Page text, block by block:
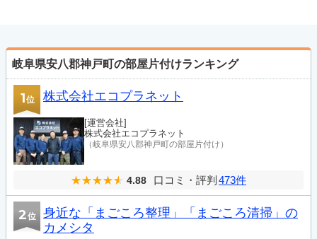
岐阜県安八郡神戸町の部屋片付けランキング
1位 株式会社エコプラネット
[運営会社]
株式会社エコプラネット
（岐阜県安八郡神戸町の部屋片付け）
4.88 口コミ・評判 473件
2位
身近な「まごころ整理」「まごころ清掃」の
カメシタ